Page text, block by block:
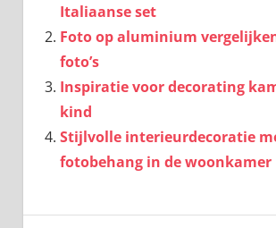
Italiaanse set
Foto op aluminium
foto’s
Inspiratie voor decorating
kind
Stijlvolle interieurdecoratie
fotobehang in de woonkamer